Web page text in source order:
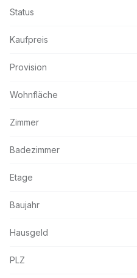
Status
Kaufpreis
Provision
Wohnfläche
Zimmer
Badezimmer
Etage
Baujahr
Hausgeld
PLZ